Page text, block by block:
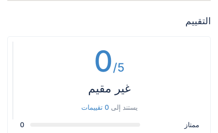
التقييم
0/5
غير مقيم
يستند إلى0 تقييمات
ممتاز 0